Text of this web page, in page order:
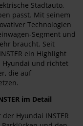
Stadtauto,
passt. Mit seinem
Technologien
Segment und
braucht. Seit
ein Highlight
Hyundai und richtet
die auf
im Detail
Hyundai INSTER